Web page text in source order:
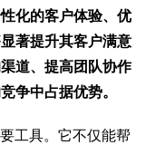
化的客户体验、优
著提升其客户满意
道、提高团队协作
争中占据优势。
工具。它不仅能帮